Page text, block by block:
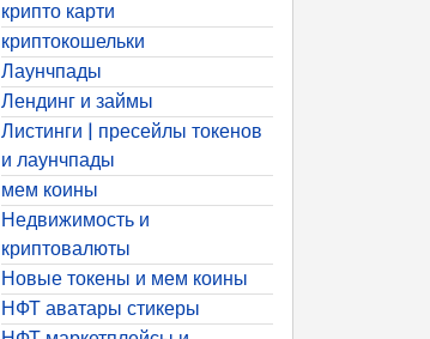
крипто карти
криптокошельки
Лаунчпады
Лендинг и займы
Листинги | пресейлы токенов
и лаунчпады
мем коины
Недвижимость и
криптовалюты
Новые токены и мем коины
НФТ аватары стикеры